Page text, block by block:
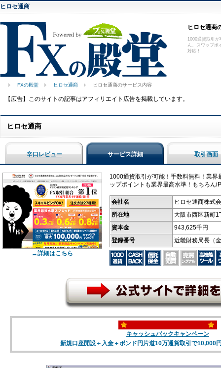
ヒロセ通商
ヒロセ通商
1000通貨取引
ん、スワップポ
対応！
FXの殿堂 ヒロセ通商 ヒロセ通商のサービス内容
【広告】このサイトの記事はアフィリエイト広告を掲載しています。
ヒロセ通商
辛口レビュー サービス詳細 取引画面
→詳細はこちら
1000通貨取引が可能！手数料無料！業
ップポイントも業界最高水準！もちろん
会社名
ヒロセ通商株式
所在地
大阪市西区新町
資本金
943,625千円
登録番号
近畿財務局長（
キャッシュバックキャンペーン
新規口座開設＋入金＋ポンド円片道10万通貨取引で10,000